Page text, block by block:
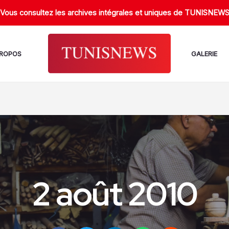
Vous consultez les archives intégrales et uniques de TUNISNEWS
GALERIE
2 août 2010